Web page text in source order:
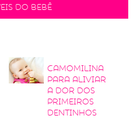
do bebê
Camomilina
para aliviar
a dor dos
primeiros
dentinhos